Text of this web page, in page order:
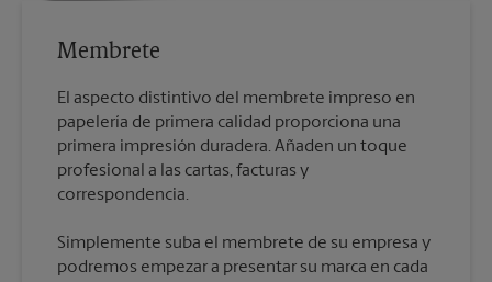
Membrete
El aspecto distintivo del membrete impreso en
papelería de primera calidad proporciona una
primera impresión duradera. Añaden un toque
profesional a las cartas, facturas y
Simplemente suba el membrete de su empresa y
podremos empezar a presentar su marca en cada